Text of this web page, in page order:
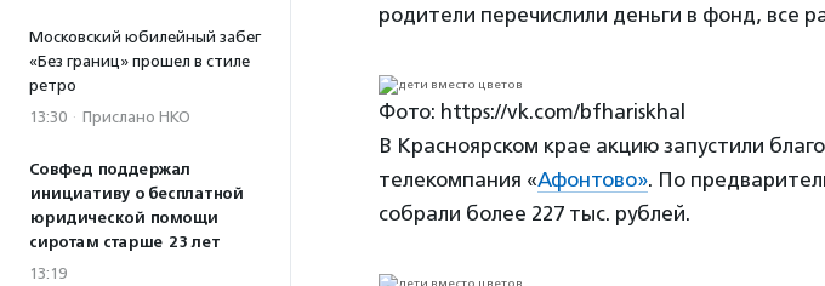
Московский юбилейный забег
«Без границ» прошел в стиле
ретро
13:30 · Прислано НКО
Совфед поддержал
инициативу о бесплатной
юридической помощи
сиротам старше 23 лет
13:19
родители перечислили деньги в фонд, все
Фото: https://vk.com/bfhariskhal
В Красноярском крае акцию запустили
телекомпания «Афонтово». По
собрали более 227 тыс. рублей.